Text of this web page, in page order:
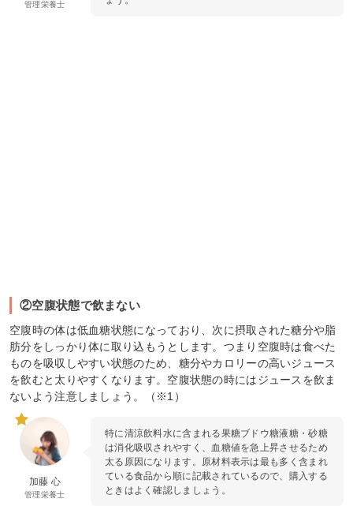
管理栄養士
②空腹状態で飲まない
空腹時の体は低血糖状態になっており、次に摂取された糖分や脂
肪分をしっかり体に取り込もうとします。つまり空腹時は食べた
ものを吸収しやすい状態のため、糖分やカロリーの高いジュース
を飲むと太りやすくなります。空腹状態の時にはジュースを飲ま
ないよう注意しましょう。（※1）
加藤 心
管理栄養士
特に清涼飲料水に含まれる果糖ブドウ糖液糖・砂糖
は消化吸収されやすく、血糖値を急上昇させるため
太る原因になります。原材料表示は最も多く含まれ
ている食品から順に記載されているので、購入する
ときはよく確認しましょう。